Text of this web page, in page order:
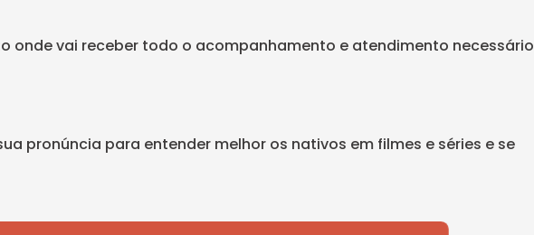
onde vai receber todo o acompanhamento e atendimento necessário
pronúncia para entender melhor os nativos em filmes e séries e se